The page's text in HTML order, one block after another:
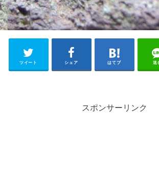
ツイート シェア はてブ 送
スポンサーリンク